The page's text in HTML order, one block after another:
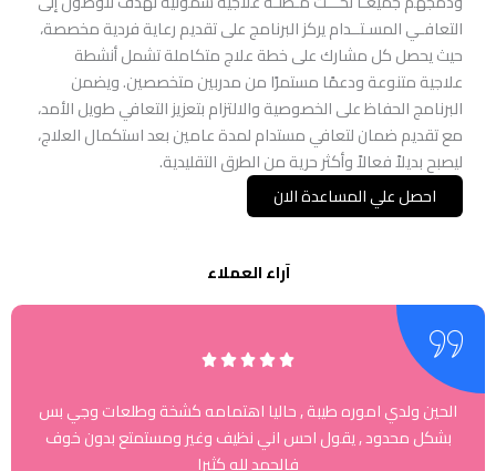
التعافـي المسـتــدام يركز البرنامج على تقديم رعاية فردية مخصصة،
حيث يحصل كل مشارك على خطة علاج متكاملة تشمل أنشطة
علاجية متنوعة ودعمًا مستمرًا من مدربين متخصصين. ويضمن
البرنامج الحفاظ على الخصوصية والالتزام بتعزيز التعافي طويل الأمد،
مع تقديم ضمان لتعافي مستدام لمدة عامين بعد استكمال العلاج،
ليصبح بديلاً فعالاً وأكثر حرية من الطرق التقليدية.
احصل علي المساعدة الان
آراء العملاء
الحين ولدي اموره طيبة , حاليا اهتمامه كشخة وطلعات وجي بس
بشكل محدود , يقول احس اني نظيف وغير ومستمتع بدون خوف
فالحمد لله كثيرا